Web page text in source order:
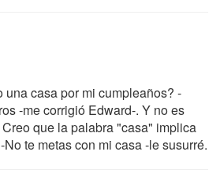
una casa por mi cumpleaños? -
-me corrigió Edward-. Y no es
que la palabra "casa" implica
te metas con mi casa -le susurré.